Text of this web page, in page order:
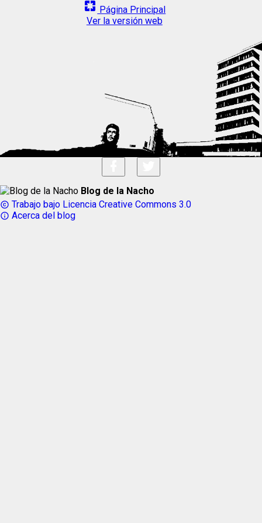
pages Página Principal
Ver la versión web
Blog de la Nacho
copyright Trabajo bajo Licencia Creative Commons 3.0
info_outline Acerca del blog